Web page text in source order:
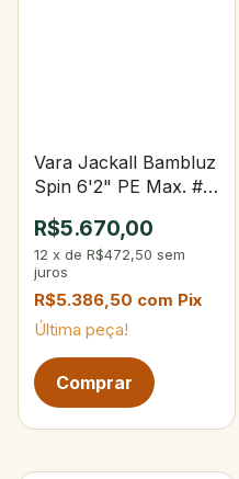
Vara Jackall Bambluz
Spin 6'2" PE Max. #3
R$5.670,00
12 x de R$472,50 sem
juros
R$5.386,50 com Pix
Última peça!